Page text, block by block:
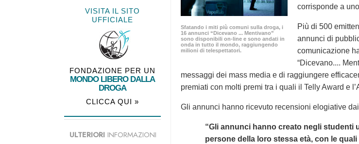
Sfatando i miti più comuni sulla droga, i
16 annunci “Dicevano ... Mentivano”
sono disponibili on-line e sono andati in
onda in tutto il mondo, raggiungendo
milioni di telespettatori.
corrisponde a
Più di 500
annunci di
comunicazione
“Dicevano....
messaggi dei mass media e di raggiungere
premiati con molti premi tra i quali il Telly Award e
Gli annunci hanno ricevuto recensioni elogiative
“Gli annunci hanno creato negli
persone della loro stessa età, con le
VISITA IL SITO
UFFICIALE
FONDAZIONE PER UN
MONDO LIBERO DALLA
DROGA
CLICCA QUI »
ULTERIORIINFORMAZIONI